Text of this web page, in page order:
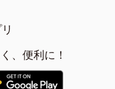
、便利に！